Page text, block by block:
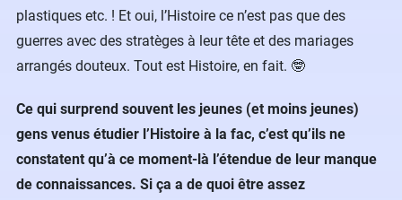
plastiques etc. ! Et oui, l’Histoire ce n’est pas que des
guerres avec des stratèges à leur tête et des mariages
arrangés douteux. Tout est Histoire, en fait. 🤓
Ce qui surprend souvent les jeunes (et moins jeunes)
gens venus étudier l’Histoire à la fac, c’est qu’ils ne
constatent qu’à ce moment-là l’étendue de leur manque
de connaissances. Si ça a de quoi être assez